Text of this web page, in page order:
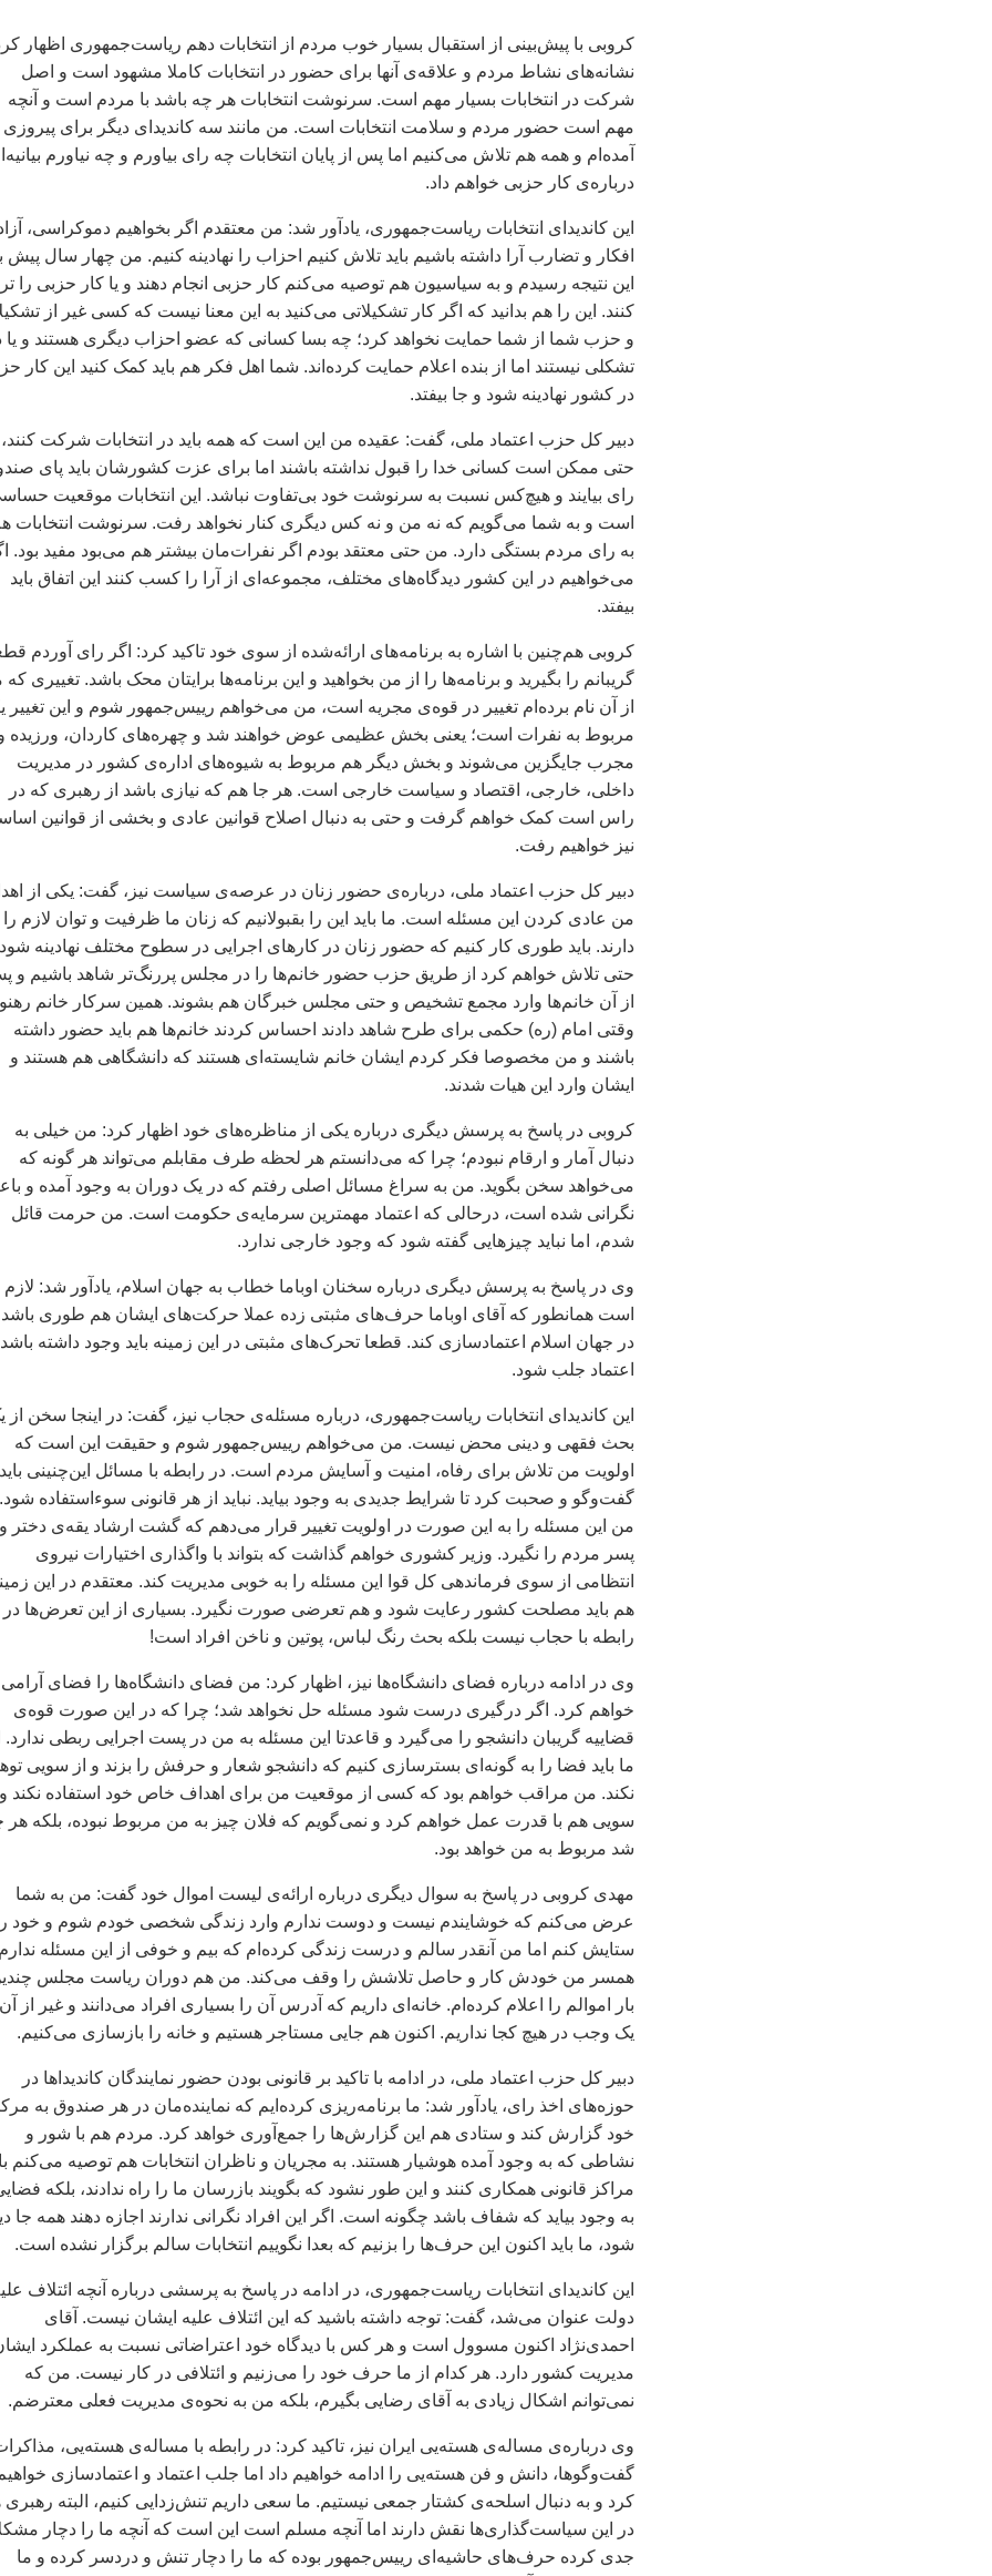
کروبی با پيش‌بينی از استقبال بسيار خوب مردم از انتخابات دهم رياست‌جمهوری اظهار
نشانه‌های نشاط مردم و علاقه‌ی آنها برای حضور در انتخابات کاملا مشهود است و اصل
شرکت در انتخابات بسيار مهم است. سرنوشت انتخابات هر چه باشد با مردم است و آنچه
مهم است حضور مردم و سلامت انتخابات است. من مانند سه کانديدای ديگر برای پيروزی
آمده‌ام و همه هم تلاش می‌کنيم اما پس از پايان انتخابات چه رای بياورم و چه نياورم
درباره‌ی کار حزبی خواهم داد.
اين کانديدای انتخابات رياست‌جمهوری، يادآور شد: من معتقدم اگر بخواهيم دموکراسی،
افکار و تضارب آرا داشته باشيم بايد تلاش کنيم احزاب را نهادينه کنيم. من چهار سال پيش
اين نتيجه رسيدم و به سياسيون هم توصيه می‌کنم کار حزبی انجام دهند و يا کار حزبی را
کنند. اين را هم بدانيد که اگر کار تشکيلاتی می‌کنيد به اين معنا نيست که کسی غير از
و حزب شما از شما حمايت نخواهد کرد؛ چه بسا کسانی که عضو احزاب ديگری هستند و يا
تشکلی نيستند اما از بنده اعلام حمايت کرده‌اند. شما اهل فکر هم بايد کمک کنيد اين کار
در کشور نهادينه شود و جا بيفتد.
دبير کل حزب اعتماد ملی، گفت: عقيده من اين است که همه بايد در انتخابات شرکت کنند،
حتی ممکن است کسانی خدا را قبول نداشته باشند اما برای عزت کشورشان بايد پای
رای بيايند و هيچ‌کس نسبت به سرنوشت خود بی‌تفاوت نباشد. اين انتخابات موقعيت
است و به شما می‌گويم که نه من و نه کس ديگری کنار نخواهد رفت. سرنوشت انتخابات
به رای مردم بستگی دارد. من حتی معتقد بودم اگر نفرات‌مان بيشتر هم می‌بود مفيد بود.
می‌خواهيم در اين کشور ديدگاه‌های مختلف، مجموعه‌ای از آرا را کسب کنند اين اتفاق بايد
بيفتد.
کروبی هم‌چنين با اشاره به برنامه‌های ارائه‌شده از سوی خود تاکيد کرد: اگر رای آوردم
گريبانم را بگيريد و برنامه‌ها را از من بخواهيد و اين برنامه‌ها برايتان محک باشد. تغييری
از آن نام برده‌ام تغيير در قوه‌ی مجريه است، من می‌خواهم رييس‌جمهور شوم و اين تغيير
مربوط به نفرات است؛ يعنی بخش عظيمی عوض خواهند شد و چهره‌های کاردان، ورزيده
مجرب جايگزين می‌شوند و بخش ديگر هم مربوط به شيوه‌های اداره‌ی کشور در مديريت
داخلی، خارجی، اقتصاد و سياست خارجی است. هر جا هم که نيازی باشد از رهبری که در
راس است کمک خواهم گرفت و حتی به دنبال اصلاح قوانين عادی و بخشی از قوانين
نيز خواهيم رفت.
دبير کل حزب اعتماد ملی، درباره‌ی حضور زنان در عرصه‌ی سياست نيز، گفت: يکی از
من عادی کردن اين مسئله است. ما بايد اين را بقبولانيم که زنان ما ظرفيت و توان لازم را
دارند. بايد طوری کار کنيم که حضور زنان در کارهای اجرايی در سطوح مختلف نهادينه
حتی تلاش خواهم کرد از طريق حزب حضور خانم‌ها را در مجلس پررنگ‌تر شاهد باشيم و
از آن خانم‌ها وارد مجمع تشخيص و حتی مجلس خبرگان هم بشوند. همين سرکار خانم
وقتی امام (ره) حکمی برای طرح شاهد دادند احساس کردند خانم‌ها هم بايد حضور داشته
باشند و من مخصوصا فکر کردم ايشان خانم شايسته‌ای هستند که دانشگاهی هم هستند و
ايشان وارد اين هيات شدند.
کروبی در پاسخ به پرسش ديگری درباره‌ يکی از مناظره‌های خود اظهار کرد: من خيلی به
دنبال آمار و ارقام نبودم؛ چرا که می‌دانستم هر لحظه طرف مقابلم می‌تواند هر گونه که
می‌خواهد سخن بگويد. من به سراغ مسائل اصلی رفتم که در يک دوران به وجود آمده و
نگرانی شده است، درحالی که اعتماد مهمترين سرمايه‌ی حکومت است. من حرمت قائل
شدم، اما نبايد چيزهايی گفته شود که وجود خارجی ندارد.
وی در پاسخ به پرسش ديگری درباره سخنان اوباما خطاب به جهان اسلام، يادآور شد: لازم
است همانطور که آقای اوباما حرف‌های مثبتی زده عملا حرکت‌های ايشان هم طوری
در جهان اسلام اعتمادسازی کند. قطعا تحرک‌های مثبتی در اين زمينه بايد وجود داشته باشد
اعتماد جلب شود.
اين کانديدای انتخابات رياست‌جمهوری، درباره‌ مسئله‌ی حجاب نيز، گفت: در اينجا سخن از
بحث فقهی و دينی محض نيست. من می‌خواهم رييس‌جمهور شوم و حقيقت اين است که
اولويت من تلاش برای رفاه، امنيت و آسايش مردم است. در رابطه با مسائل اين‌چنينی بايد
گفت‌وگو و صحبت کرد تا شرايط جديدی به وجود بيايد. نبايد از هر قانونی سوءاستفاده شود.
من اين مسئله را به اين صورت در اولويت تغيير قرار می‌دهم که گشت ارشاد يقه‌ی دختر و
پسر مردم را نگيرد. وزير کشوری خواهم گذاشت که بتواند با واگذاری اختيارات نيروی
انتظامی از سوی فرماندهی کل قوا اين مسئله را به خوبی مديريت کند. معتقدم در اين
هم بايد مصلحت کشور رعايت شود و هم تعرضی صورت نگيرد. بسياری از اين تعرض‌ها در
رابطه با حجاب نيست بلکه بحث رنگ لباس، پوتين و ناخن افراد است!
وی در ادامه درباره فضای دانشگاه‌ها نيز، اظهار کرد: من فضای دانشگاه‌ها را فضای آرامی
خواهم کرد. اگر درگيری درست شود مسئله حل نخواهد شد؛ چرا که در اين صورت قوه‌ی
قضاييه گريبان دانشجو را می‌گيرد و قاعدتا اين مسئله به من در پست اجرايی ربطی ندارد.
ما بايد فضا را به گونه‌ای بسترسازی کنيم که دانشجو شعار و حرفش را بزند و از سويی
نکند. من مراقب خواهم بود که کسی از موقعيت من برای اهداف خاص خود استفاده نکند و
سويی هم با قدرت عمل خواهم کرد و نمی‌گويم که فلان چيز به من مربوط نبوده، بلکه هر
شد مربوط به من خواهد بود.
مهدی کروبی در پاسخ به سوال ديگری درباره ارائه‌ی ليست اموال خود گفت: من به شما
عرض می‌کنم که خوشايندم نيست و دوست ندارم وارد زندگی شخصی خودم شوم و خود را
ستايش کنم اما من آنقدر سالم و درست زندگی کرده‌ام که بيم و خوفی از اين مسئله
همسر من خودش کار و حاصل تلاشش را وقف می‌کند. من هم دوران رياست مجلس
بار اموالم را اعلام کرده‌ام. خانه‌ای داريم که آدرس آن را بسياری افراد می‌دانند و غير از آن
يک وجب در هيچ کجا نداريم. اکنون هم جايی مستاجر هستيم و خانه را بازسازی می‌کنيم.
دبير کل حزب اعتماد ملی، در ادامه با تاکيد بر قانونی بودن حضور نمايندگان کانديداها در
حوزه‌های اخذ رای، يادآور شد: ما برنامه‌ريزی کرده‌ايم که نماينده‌مان در هر صندوق به
خود گزارش کند و ستادی هم اين گزارش‌ها را جمع‌آوری خواهد کرد. مردم هم با شور و
نشاطی که به وجود آمده هوشيار هستند. به مجريان و ناظران انتخابات هم توصيه می‌کنم با
مراکز قانونی همکاری کنند و اين طور نشود که بگويند بازرسان ما را راه ندادند، بلکه
به وجود بيايد که شفاف باشد چگونه است. اگر اين افراد نگرانی ندارند اجازه دهند همه جا
شود، ما بايد اکنون اين حرف‌ها را بزنيم که بعدا نگوييم انتخابات سالم برگزار نشده است.
اين کانديدای انتخابات رياست‌جمهوری، در ادامه در پاسخ به پرسشی درباره آنچه ائتلاف
دولت عنوان می‌شد، گفت: توجه داشته باشيد که اين ائتلاف عليه ايشان نيست. آقای
احمدی‌نژاد اکنون مسوول است و هر کس با ديدگاه خود اعتراضاتی نسبت به عملکرد
مديريت کشور دارد. هر کدام از ما حرف خود را می‌زنيم و ائتلافی در کار نيست. من که
نمی‌توانم اشکال زيادی به آقای رضايی بگيرم، بلکه من به نحوه‌ی مديريت فعلی معترضم.
وی درباره‌ی مساله‌ی هسته‌يی ايران نيز، تاکيد کرد: در رابطه با مساله‌ی هسته‌يی،
گفت‌وگوها، دانش و فن هسته‌يی را ادامه خواهيم داد اما جلب اعتماد و اعتمادسازی
کرد و به دنبال اسلحه‌ی کشتار جمعی نيستيم. ما سعی داريم تنش‌زدايی کنيم، البته رهبری
در اين سياست‌گذاری‌ها نقش دارند اما آنچه مسلم است اين است که آنچه ما را دچار
جدی کرده حرف‌های حاشيه‌ای رييس‌جمهور بوده که ما را دچار تنش و دردسر کرده و ما